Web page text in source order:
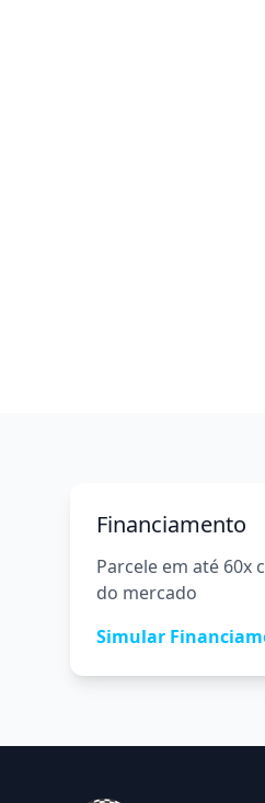
Financiamento
Parcele em até 60x
do mercado
Simular